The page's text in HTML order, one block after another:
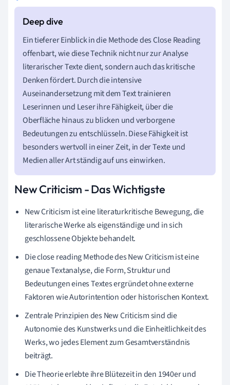
Ein tieferer Einblick in die Methode des Close Reading
offenbart, wie diese Technik nicht nur zur Analyse
literarischer Texte dient, sondern auch das kritische
Denken fördert. Durch die intensive
Auseinandersetzung mit dem Text trainieren
Leserinnen und Leser ihre Fähigkeit, über die
Oberfläche hinaus zu blicken und verborgene
Bedeutungen zu entschlüsseln. Diese Fähigkeit ist
besonders wertvoll in einer Zeit, in der Texte und
Medien aller Art ständig auf uns einwirken.
New Criticism - Das Wichtigste
New Criticism ist eine literaturkritische Bewegung, die
literarische Werke als eigenständige und in sich
geschlossene Objekte behandelt.
Die close reading Methode des New Criticism ist eine
genaue Textanalyse, die Form, Struktur und
Bedeutungen eines Textes ergründet ohne externe
Faktoren wie Autorintention oder historischen Kontext.
Zentrale Prinzipien des New Criticism sind die
Autonomie des Kunstwerks und die Einheitlichkeit des
Werks, wo jedes Element zum Gesamtverständnis
beiträgt.
Die Theorie erlebte ihre Blütezeit in den 1940er und